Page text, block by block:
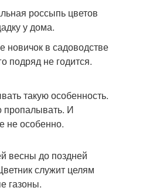
россыпь цветов
у дома.
новичок в садоводстве
подряд не годится.
такую особенность.
пропалывать. И
не особенно.
весны до поздней
служит целям
газоны.